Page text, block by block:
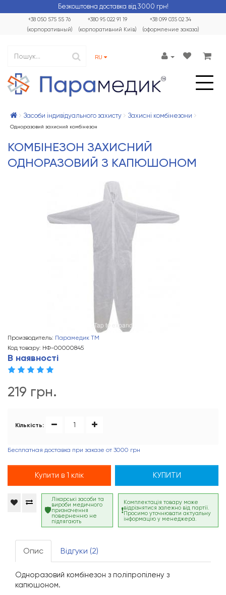
Безкоштовна доставка від 3000 грн!
+38 099 035 02 34
(оформление заказа)
+38 050 575 55 76
(корпоративный)
+380 95 022 91 19
(корпоративний Київ)
RU
Засоби індивідуального захисту Захисні комбінезони
Одноразовий захисний комбінезон
КОМБІНЕЗОН ЗАХИСНИЙ
ОДНОРАЗОВИЙ З КАПЮШОНОМ
Tap to expand
Производитель: Парамедик ТМ
Код товару: НФ-00000845
В наявності
219 грн.
Кількість:
Бесплатная доставка при заказе от 3000 грн
Купити в 1 клік КУПИТИ
Лікарські засоби та
вироби медичного
призначення
поверненню не
підлягають
Комплектація товару може
відрізнятися залежно від партії.
Просимо уточнювати актуальну
інформацію у менеджера.
Опис Відгуки (2)
Одноразовий комбінезон з поліпропілену з
капюшоном.